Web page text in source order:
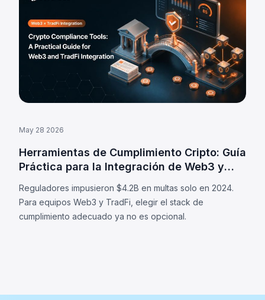
May 28 2026
Herramientas de Cumplimiento Cripto: Guía
Práctica para la Integración de Web3 y
Finanzas Tradicionales
Reguladores impusieron $4.2B en multas solo en 2024.
Para equipos Web3 y TradFi, elegir el stack de
cumplimiento adecuado ya no es opcional.